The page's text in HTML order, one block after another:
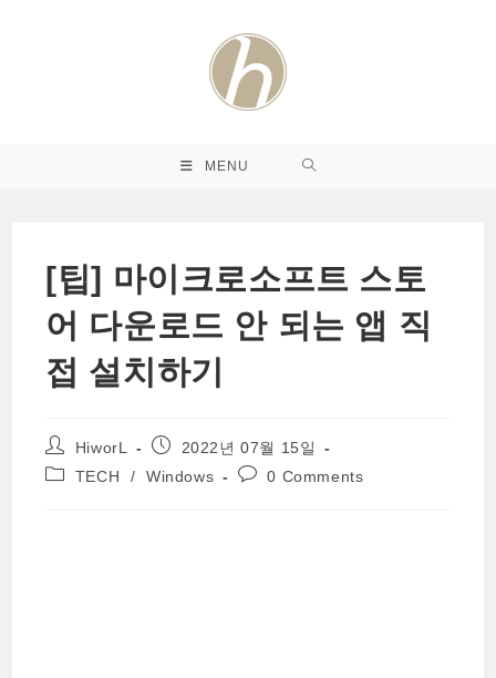
MENU
[팁] 마이크로소프트 스토
어 다운로드 안 되는 앱 직
접 설치하기
Post
author:
HiworL
Post2022년 07월 15일
PostTECH / Windows
Post0 Comments